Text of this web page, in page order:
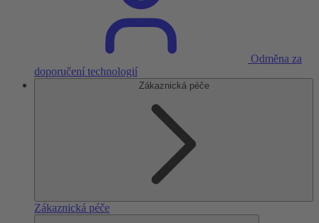
Odměna za
doporučení technologií
Zákaznická péče
Zákaznická péče